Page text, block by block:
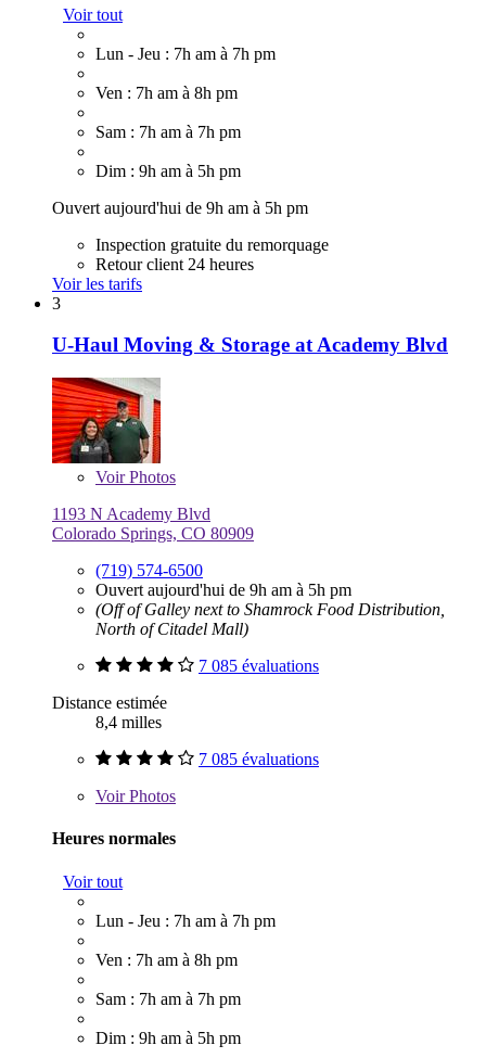
Voir tout
Lun - Jeu : 7h am à 7h pm
Ven : 7h am à 8h pm
Sam : 7h am à 7h pm
Dim : 9h am à 5h pm
Ouvert aujourd'hui de 9h am à 5h pm
Inspection gratuite du remorquage
Retour client 24 heures
Voir les tarifs
3
U-Haul Moving & Storage at Academy Blvd
VoirPhotos
1193 N Academy Blvd
Colorado Springs, CO 80909
(719) 574-6500
Ouvert aujourd'hui de 9h am à 5h pm
(Off of Galley next to Shamrock Food Distribution,
North of Citadel Mall)
7 085 évaluations
Distance estimée
8,4 milles
7 085 évaluations
VoirPhotos
Heures normales
Voir tout
Lun - Jeu : 7h am à 7h pm
Ven : 7h am à 8h pm
Sam : 7h am à 7h pm
Dim : 9h am à 5h pm